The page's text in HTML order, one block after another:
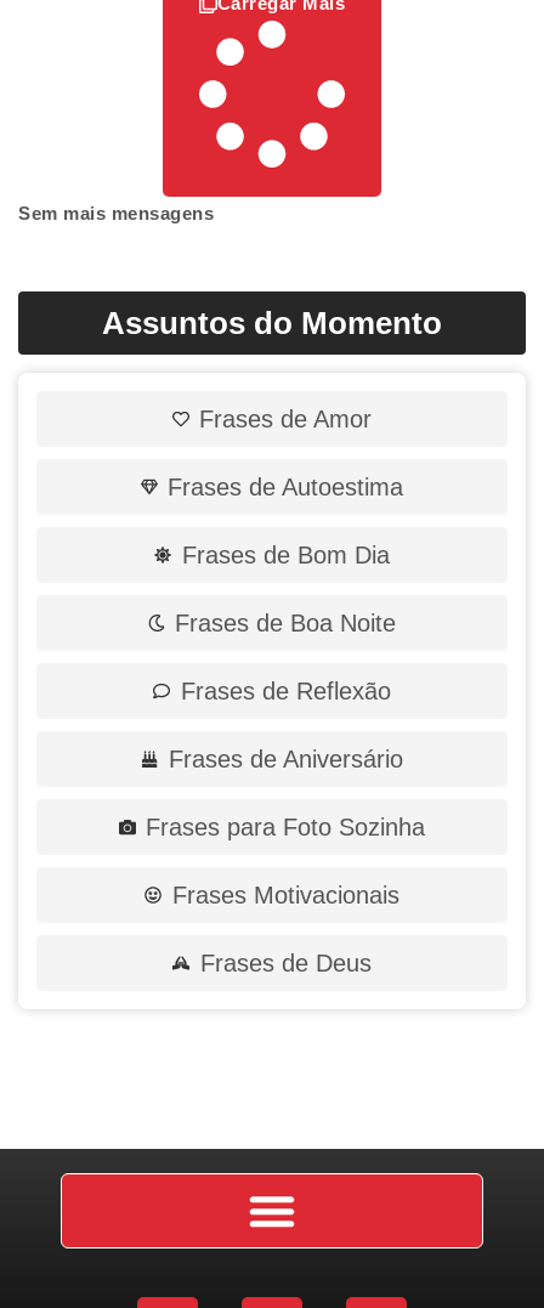
Sem mais mensagens
Assuntos do Momento
Frases de Amor
Frases de Autoestima
Frases de Bom Dia
Frases de Boa Noite
Frases de Reflexão
Frases de Aniversário
Frases para Foto Sozinha
Frases Motivacionais
Frases de Deus